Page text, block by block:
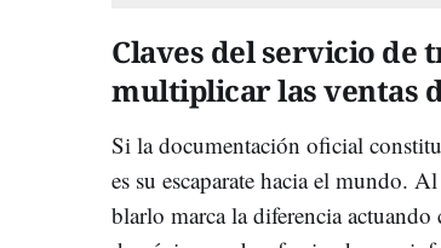
Claves del servicio de
multiplicar las ventas
Si la documentación oficial
es su escaparate hacia el mundo.
blarlo marca la diferencia